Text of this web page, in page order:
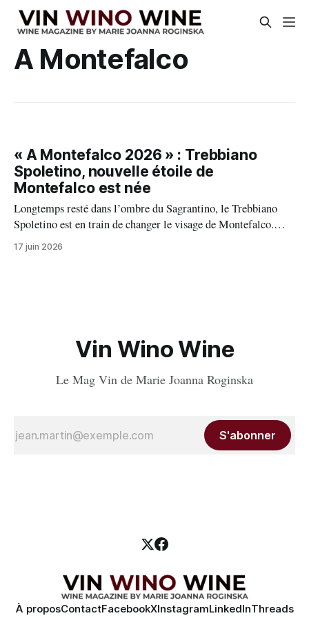
A Montefalco
« A Montefalco 2026 » : Trebbiano
Spoletino, nouvelle étoile de
Montefalco est née
Longtemps resté dans l’ombre du Sagrantino, le Trebbiano
Spoletino est en train de changer le visage de Montefalco.
Porté par une croissance spectaculaire, une extension de son
aire de production, ce cépage ancien s’impose aujourd’hui
17 juin 2026
Vin Wino Wine
Le Mag Vin de Marie Joanna Roginska
S'abonner
À proposContactFacebookXInstagramLinkedInThreads